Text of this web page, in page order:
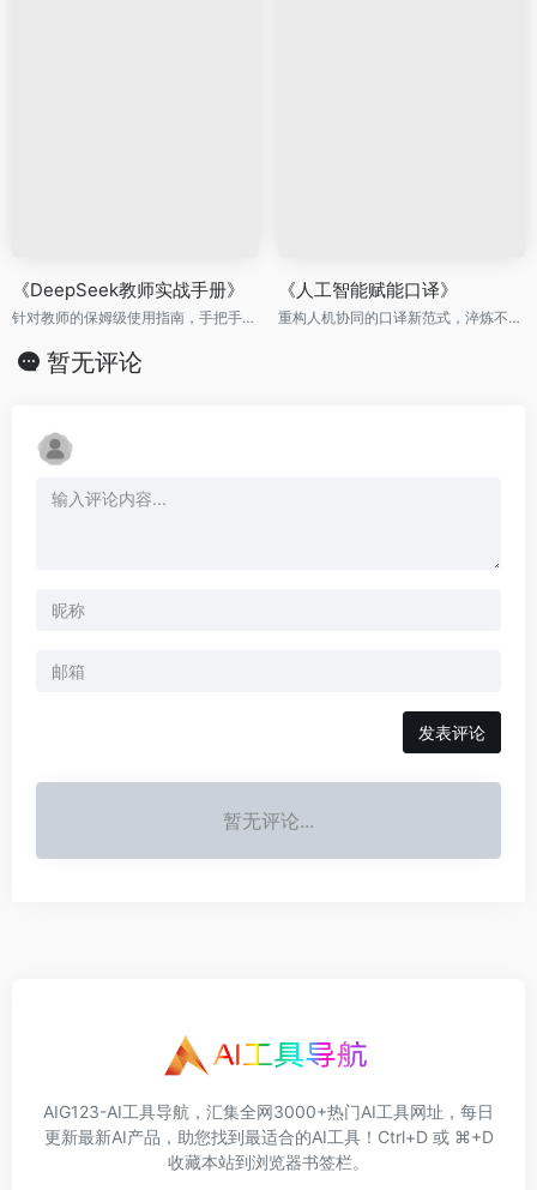
《DeepSeek教师实战手册》
针对教师的保姆级使用指南，手把手教你用DeepSeek焕新课堂
《人工智能赋能口译》
重构人机协同的口译新范式，淬炼不可替代的专业竞争力
暂无评论
发表评论
暂无评论...
AIG123-AI工具导航，汇集全网3000+热门AI工具网址，每日
更新最新AI产品，助您找到最适合的AI工具！Ctrl+D 或 ⌘+D
收藏本站到浏览器书签栏。